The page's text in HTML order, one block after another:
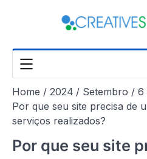
Home 2024 Setembro
6
Por que seu site precisa de
serviços realizados?
Por que seu site